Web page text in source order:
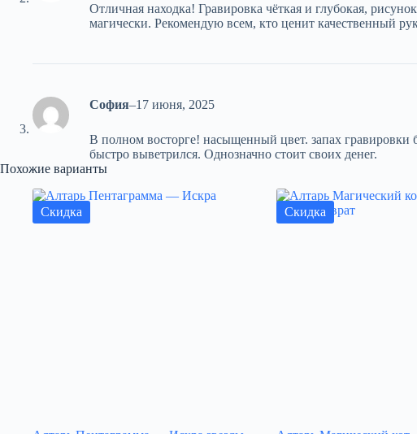
Отличная находка! Гравировка чёткая и глубокая,
магически. Рекомендую всем, кто ценит качественный
София–17 июня, 2025
В полном восторге! насыщенный цвет. запах
быстро выветрился. Однозначно стоит своих денег.
Похожие варианты
Скидка Скидка